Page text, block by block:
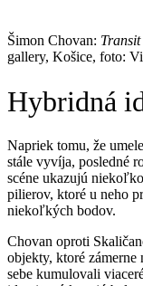
Šimon Chovan:
gallery, Košice, foto:
Hybridná
Napriek tomu, že
stále vyvíja, posledné
scéne ukazujú
pilierov, ktoré u neho
niekoľkých bodov.
Chovan oproti
objekty, ktoré
sebe kumulovali